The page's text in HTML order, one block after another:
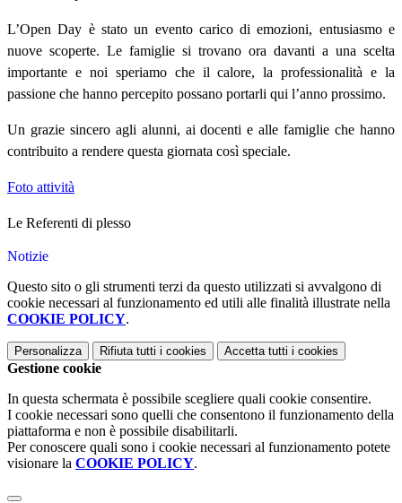
L’Open Day è stato un evento carico di emozioni, entusiasmo e
nuove scoperte. Le famiglie si trovano ora davanti a una scelta
importante e noi speriamo che il calore, la professionalità e la
passione che hanno percepito possano portarli qui l’anno prossimo.
Un grazie sincero agli alunni, ai docenti e alle famiglie che hanno
contribuito a rendere questa giornata così speciale.
Foto attività
Le Referenti di plesso
Notizie
Questo sito o gli strumenti terzi da questo utilizzati si avvalgono di
cookie necessari al funzionamento ed utili alle finalità illustrate nella
COOKIE POLICY.
Personalizza Rifiuta tutti i cookies Accetta tutti i cookies
Gestione cookie
In questa schermata è possibile scegliere quali cookie consentire.
I cookie necessari sono quelli che consentono il funzionamento della
piattaforma e non è possibile disabilitarli.
Per conoscere quali sono i cookie necessari al funzionamento potete
visionare la COOKIE POLICY.